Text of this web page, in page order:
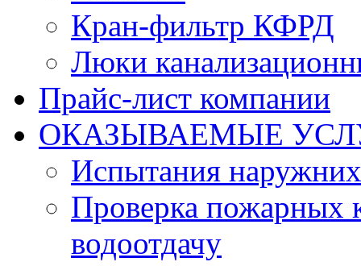
Кран-фильтр КФРД
Люки
Прайс-лист компании
ОКАЗЫВАЕМЫЕ
Испытания
Проверка пожарных
водоотдачу